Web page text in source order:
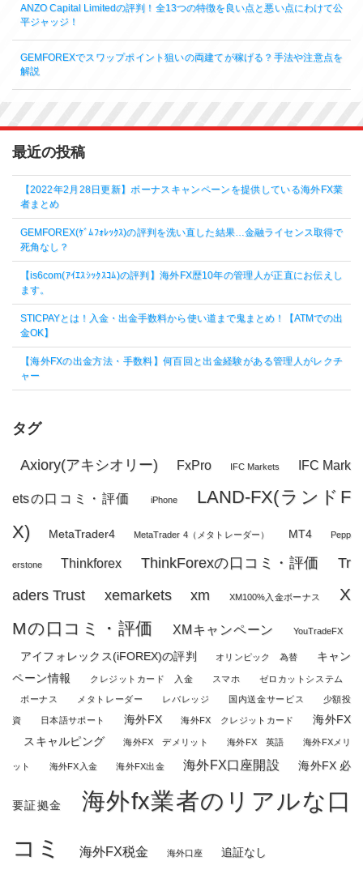
ANZO Capital Limitedの評判！全13つの特徴を良い点と悪い点にわけて公
平ジャッジ！
GEMFOREXでスワップポイント狙いの両建てが稼げる？手法や注意点を
解説
最近の投稿
【2022年2月28日更新】ボーナスキャンペーンを提供している海外FX業
者まとめ
GEMFOREX(ｹﾞﾑﾌｫﾚｯｸｽ)の評判を洗い直した結果…金融ライセンス取得で
死角なし？
【is6com(ｱｲｴｽｼｯｸｽｺﾑ)の評判】海外FX歴10年の管理人が正直にお伝えし
ます。
STICPAYとは！入金・出金手数料から使い道まで鬼まとめ！【ATMでの出
金OK】
【海外FXの出金方法・手数料】何百回と出金経験がある管理人がレクチ
ャー
タグ
Axiory(アキシオリー) FxPro IFC Markets IFC Mark
etsの口コミ・評価 iPhone
LAND-FX(ランドF
X)
MetaTrader4 MetaTrader 4（メタトレーダー） MT4 Pepp
erstone Thinkforex ThinkForexの口コミ・評価
Tr
aders Trust
xemarkets xm XM100%入金ボーナス
X
Mの口コミ・評価
XMキャンペーン YouTradeFX
アイフォレックス(iFOREX)の評判 オリンピック 為替
キャン
ペーン情報
クレジットカード 入金 スマホ ゼロカットシステム
ボーナス メタトレーダー レバレッジ 国内送金サービス 少額投
資 日本語サポート 海外FX 海外FX クレジットカード
海外FX
スキャルピング
海外FX デメリット 海外FX 英語 海外FXメリ
ット 海外FX入金 海外FX出金 海外FX口座開設 海外FX 必
要証拠金
海外fx業者のリアルな口
コミ
海外FX税金 海外口座 追証なし